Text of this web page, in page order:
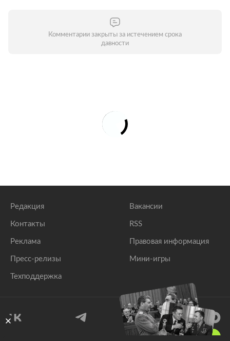
Комментарии закрыты за истечением срока
давности
Редакция
Контакты
Реклама
Пресс-релизы
Техподдержка
Вакансии
RSS
Правовая информация
Мини-игры